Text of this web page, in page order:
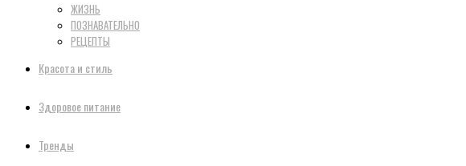
ЖИЗНЬ
ПОЗНАВАТЕЛЬНО
РЕЦЕПТЫ
Красота и стиль
Здоровое питание
Тренды